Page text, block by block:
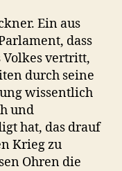
Ein aus
dass
Volkes vertritt,
durch seine
wissentlich
und
hat, das drauf
Krieg zu
Ohren die